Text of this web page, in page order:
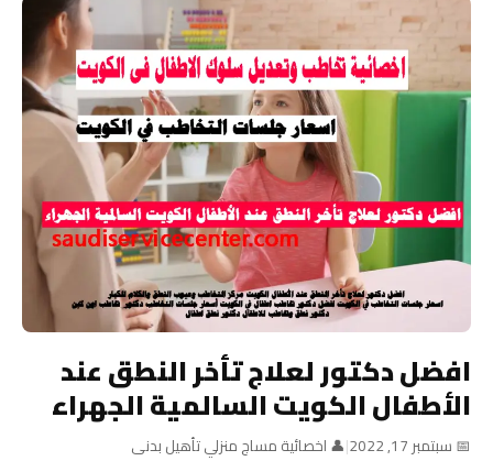
افضل دكتور لعلاج تأخر النطق عند
الأطفال الكويت السالمية الجهراء
📅 سبتمبر 17, 2022 |👤 اخصائية مساج منزلي تأهيل بدنى